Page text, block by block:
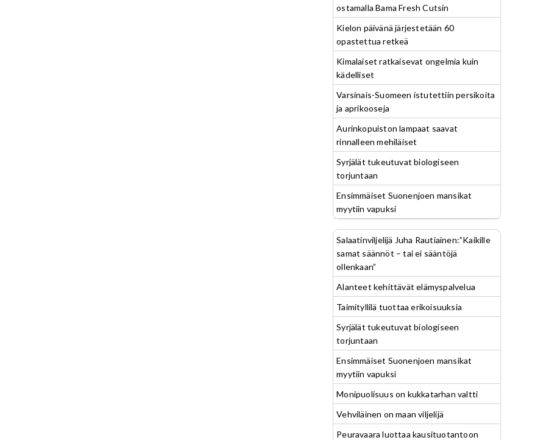
ostamalla Bama Fresh Cutsin
Kielon päivänä järjestetään 60
opastettua retkeä
Kimalaiset ratkaisevat ongelmia kuin
kädelliset
Varsinais-Suomeen istutettiin persikoita
ja aprikooseja
Aurinkopuiston lampaat saavat
rinnalleen mehiläiset
Syrjälät tukeutuvat biologiseen
torjuntaan
Ensimmäiset Suonenjoen mansikat
myytiin vapuksi
Salaatinviljelijä Juha Rautiainen:”Kaikille
samat säännöt – tai ei sääntöjä
ollenkaan”
Alanteet kehittävät elämyspalvelua
Taimityllilä tuottaa erikoisuuksia
Syrjälät tukeutuvat biologiseen
torjuntaan
Ensimmäiset Suonenjoen mansikat
myytiin vapuksi
Monipuolisuus on kukkatarhan valtti
Vehviläinen on maan viljelijä
Peuravaara luottaa kausituotantoon